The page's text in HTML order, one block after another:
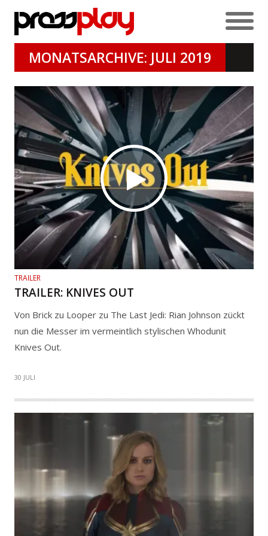
MONATSARCHIVE: JULI 2019
TRAILER
TRAILER: KNIVES OUT
Von Brick zu Looper zu The Last Jedi: Rian Johnson zückt
nun die Messer im vermeintlich stylischen Whodunit
Knives Out.
30 JULI